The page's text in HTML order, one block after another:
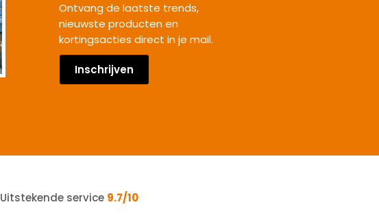
Ontvang de laatste trends,
nieuwste producten en
kortingsacties direct in je mail.
Inschrijven
Uitstekende service 9.7/10